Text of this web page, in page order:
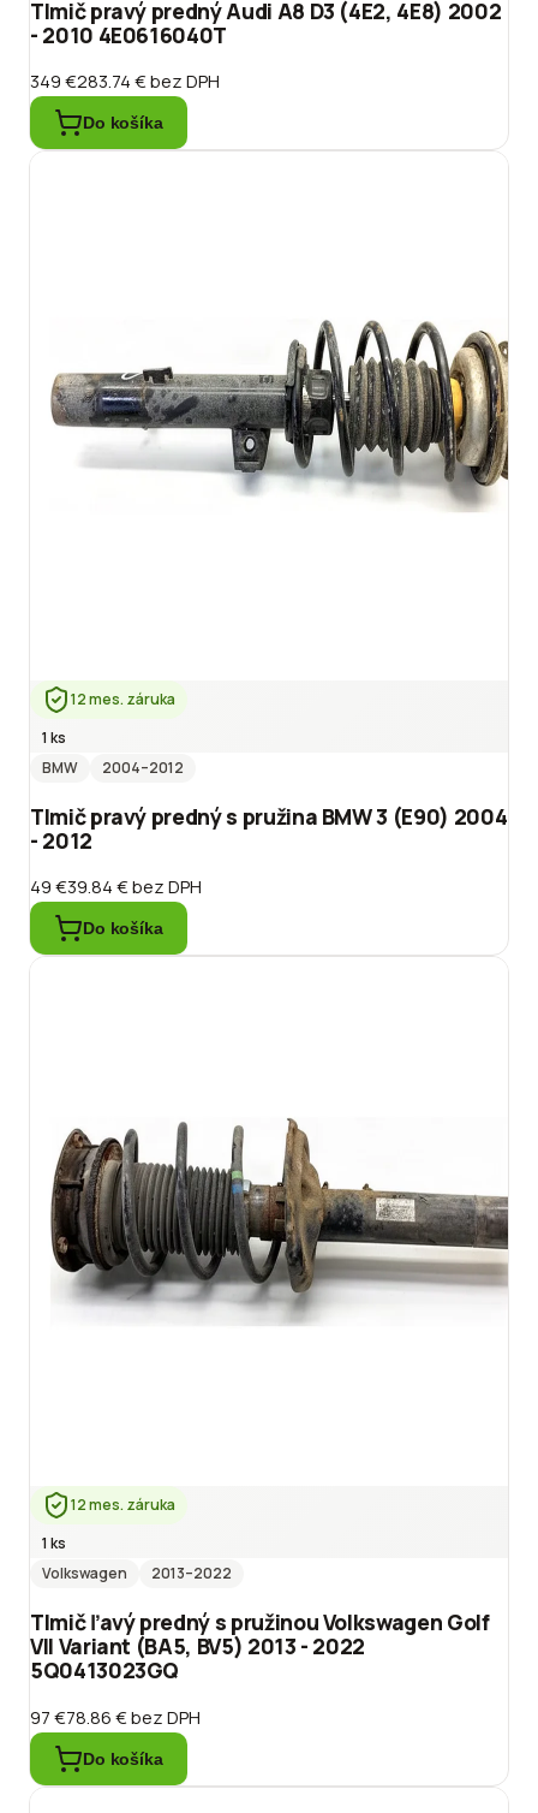
Tlmič pravý predný Audi A8 D3 (4E2, 4E8) 2002
- 2010 4E0616040T
349 €283.74 €bez DPH
Do košíka
12 mes. záruka
1 ks
BMW
2004–2012
Tlmič pravý predný s pružina BMW 3 (E90) 2004
- 2012
49 €39.84 €bez DPH
Do košíka
12 mes. záruka
1 ks
Volkswagen
2013–2022
Tlmič ľavý predný s pružinou Volkswagen Golf
VII Variant (BA5, BV5) 2013 - 2022
5Q0413023GQ
97 €78.86 €bez DPH
Do košíka